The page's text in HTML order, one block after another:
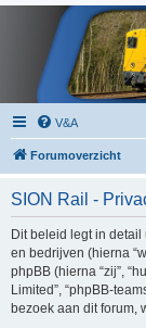
V&A
Forumoverzicht
SION Rail -
Dit beleid legt in detail
en bedrijven (hierna
phpBB (hierna “zij”,
Limited”, “phpBB-
bezoek aan dit forum,